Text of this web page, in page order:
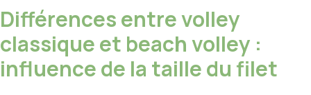
Différences entre volley
classique et beach volley :
influence de la taille du filet